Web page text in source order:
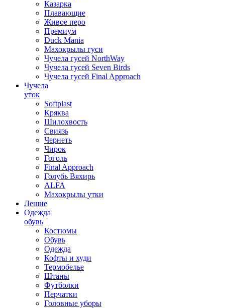
Казарка
Плавающие
Живое перо
Премиум
Duck Mania
Махокрылы гуси
Чучела гусей NorthWay
Чучела гусей Seven Birds
Чучела гусей Final Approach
Чучела
уток
Softplast
Кряква
Шилохвость
Свиязь
Чернеть
Чирок
Гоголь
Final Approach
Голубь Вяхирь
ALFA
Махокрылы утки
Лешие
Одежда
обувь
Костюмы
Обувь
Одежда
Кофты и худи
Термобелье
Штаны
Футболки
Перчатки
Головные уборы